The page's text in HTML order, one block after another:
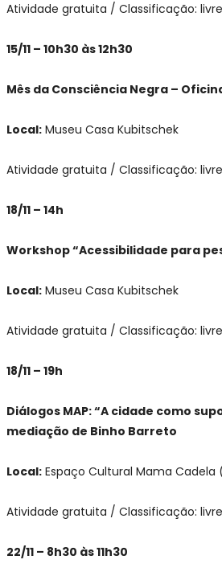
Atividade gratuita / Classificação: livre
15/11 – 10h30 às 12h30
Mês da Consciência Negra –
Local: Museu Casa Kubitschek
Atividade gratuita / Classificação: livre
18/11 – 14h
Workshop “Acessibilidade para
Local: Museu Casa Kubitschek
Atividade gratuita / Classificação: livre
18/11 – 19h
Diálogos MAP: “A cidade como
mediação de Binho Barreto
Local: Espaço Cultural Mama Cadela
Atividade gratuita / Classificação: livre
22/11 – 8h30 às 11h30